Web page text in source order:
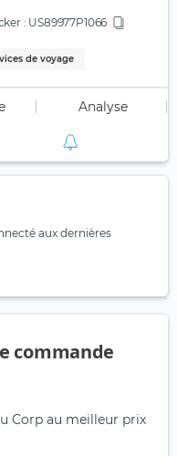
: US89977P1066
de voyage
Analyse
aux dernières
commande
Corp au meilleur prix